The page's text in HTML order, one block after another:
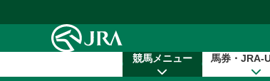
競馬メニュー 馬券・JRA-